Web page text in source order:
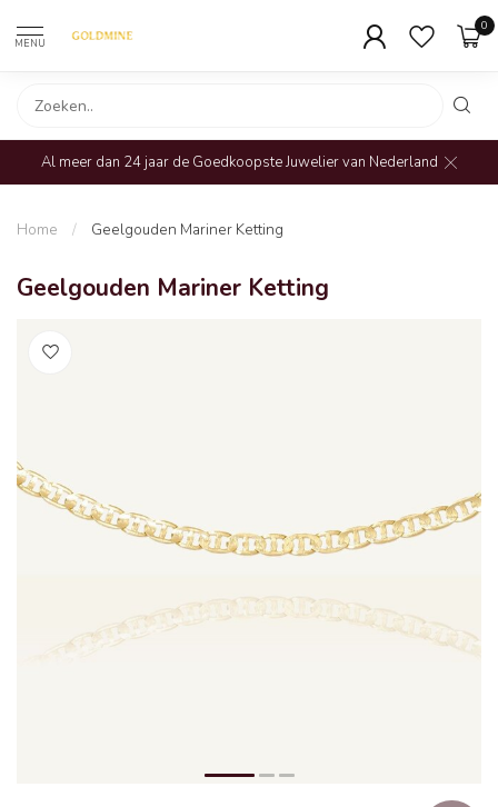
MENU
0
Al meer dan 24 jaar de Goedkoopste Juwelier van Nederland
Home / Geelgouden Mariner Ketting
Geelgouden Mariner Ketting